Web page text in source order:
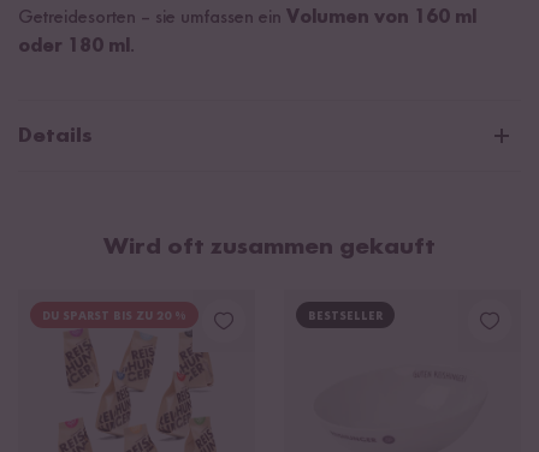
Getreidesorten – sie umfassen ein Volumen von 160 ml
oder 180 ml .
Details
Wird oft zusammen gekauft
DU SPARST BIS ZU 20 % BESTSELLER